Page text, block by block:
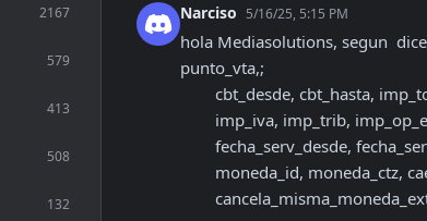
2167
579
413
508
132
Narciso 5/16/25, 5:15 PM
hola Mediasolutions, segun
punto_vta,;